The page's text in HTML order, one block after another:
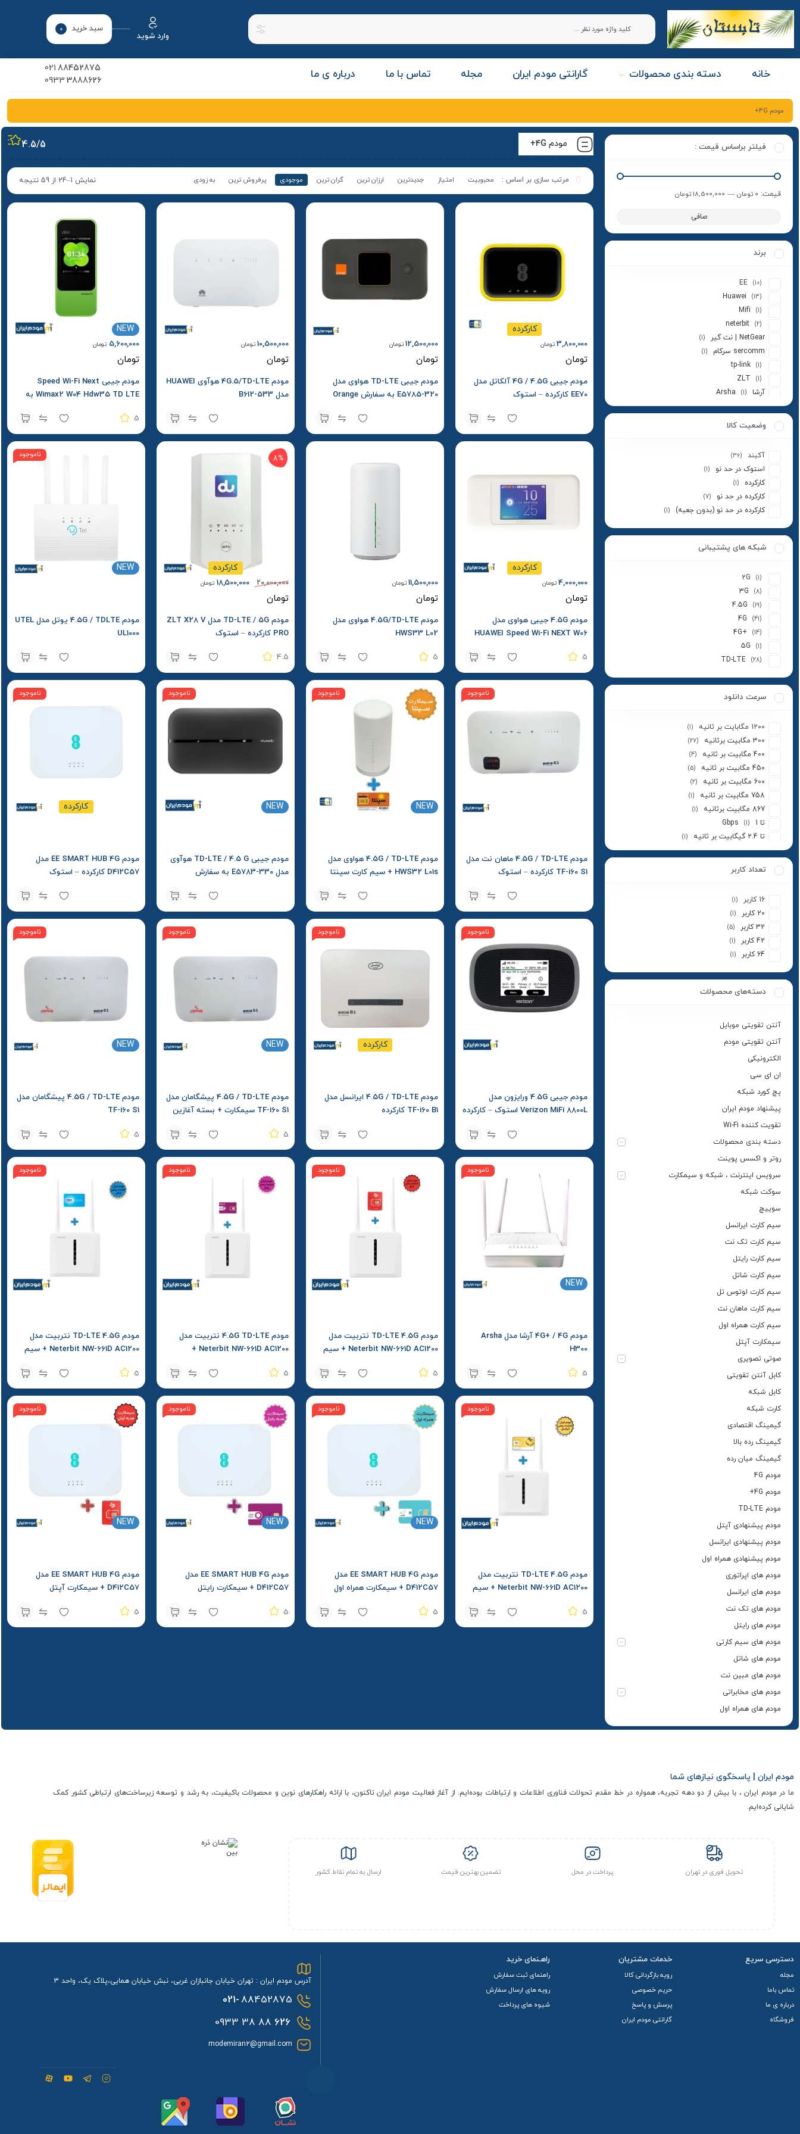
وارد شوید
سبد خرید 0
خانه دسته بندی محصولات گارانتی مودم ایران مجله تماس با ما درباره ی ما 88452875
021
3888626
0933
مودم 4G+
مودم 4G+ 4.5/5
نمایش 1–24 از 59 نتیجه محبوبیت امتیاز جدیدترین ارزان ترین گران ترین موجودی پرفروش ترین به زودی
کارکرده
3,800,000 تومان
تومان
مودم جیبی 4G / 4.5G آلکاتل مدل
EE70 کارکرده – استوک
12,500,000 تومان
تومان
مودم جیبی TD-LTE هواوی مدل
E5785-320 به سفارش Orange
10,500,000 تومان
تومان
مودم 4G.5/TD-LTE هوآوی HUAWEI
مدل B612-533
NEW
5,600,000 تومان
تومان
مودم جیبی Speed Wi-Fi Next
Wimax2 W04 Hdw35 TD LTE به
5
کارکرده
4,000,000 تومان
تومان
مودم 4.5G جیبی هواوی مدل
HUAWEI Speed Wi-Fi NEXT W06
5
11,500,000 تومان
تومان
مودم 4.5G/TD-LTE هواوی مدل
HWS33 L02
5
8%
کارکرده
20,000,000
18,500,000 تومان
تومان
مودم TD-LTE / 5G مدل ZLT X28 V
PRO کارکرده – استوک
4.5
ناموجود
NEW
مودم 4.5G / TDLTE یوتل مدل UTEL
UL1000
ناموجود
مودم 4.5G / TD-LTE ماهان نت مدل
TF-i60 S1 کارکرده – استوک
ناموجود
NEW
مودم 4.5G / TD-LTE هواوی مدل
HWS32 L01s + سیم کارت سپنتا
ناموجود
NEW
مودم جیبی TD-LTE / 4.5 G هوآوی
مدل E5783-330 به سفارش
ناموجود
کارکرده
مودم EE SMART HUB 4G مدل
D412C57 کارکرده – استوک
ناموجود
مودم جیبی 4.5G ورایزون مدل
Verizon MiFi 8800L استوک – کارکرده
ناموجود
کارکرده
مودم 4.5G / TD-LTE ایرانسل مدل
TF-i60 B1 کارکرده
ناموجود
NEW
مودم 4.5G / TD-LTE پیشگامان مدل
TF-i60 S1 سیمکارت + بسته آغازین
5
ناموجود
NEW
مودم 4.5G / TD-LTE پیشگامان مدل
TF-i60 S1
5
ناموجود
NEW
مودم 4G+ / 4G آرشا مدل Arsha
H300
5
ناموجود
مودم TD-LTE 4.5G نتربیت مدل
Neterbit NW-661D AC1200 + سیم
5
ناموجود
مودم 4.5G TD-LTE نتربیت مدل
Neterbit NW-661D AC1200 +
5
ناموجود
مودم TD-LTE 4.5G نتربیت مدل
Neterbit NW-661D AC1200 + سیم
5
ناموجود
مودم TD-LTE 4.5G نتربیت مدل
Neterbit NW-661D AC1200 + سیم
5
ناموجود
NEW
مودم EE SMART HUB 4G مدل
D412C57 + سیمکارت همراه اول
5
ناموجود
NEW
مودم EE SMART HUB 4G مدل
D412C57 + سیمکارت رایتل
5
ناموجود
NEW
مودم EE SMART HUB 4G مدل
D412C57 + سیمکارت آپتل
5
فیلتر براساس قیمت :
صافی
قيمت: 0 تومان — 18,500,000 تومان
برند
EE (10)
Huawei (13)
Mifi (1)
neterbit (2)
NetGear | نت گیر (1)
sercomm سرکام (1)
tp-link (1)
ZLT (1)
آرشا Arsha (1)
آلکاتل (2)
(5)
تندا
تی پی-لینک
ماهان نت
نتربیت (2)
نزتک | NAZTECH (1)
هوآوی (1)
ورایزون | Verizon
وضعیت کالا
آکبند (36)
استوک در حد نو (1)
کارکرده (1)
کارکرده در حد نو (7)
کارکرده در حد نو (بدون جعبه) (1)
شبکه های پشتیبانی
2G (1)
3G (8)
4.5G (19)
4G (41)
4G+ (14)
5G (1)
TD-LTE (28)
سرعت دانلود
1200 مگابایت بر ثانیه (1)
300 مگابیت برثانیه (27)
400 مگابیت بر ثانیه (4)
450 مگابیت بر ثانیه (5)
600 مگابیت بر ثانیه (2)
758 مگابیت بر ثانیه (1)
867 مگابیت برثانیه (1)
تا 1 Gbps (1)
تا 2.4 گیگابیت بر ثانیه (1)
تا 4.07 گیگابیت بر ثانیه در 5G (1)
تعداد کاربر
16 کاربر (1)
20 کاربر (1)
32 کاربر (5)
42 کاربر (1)
64 کاربر (1)
دسته‌های محصولات
آنتن تقویتی موبایل
آنتن تقویتی مودم
الکترونیکی
ان ای سی
پچ کورد شبکه
پیشنهاد مودم ایران
تقویت کننده Wi-Fi
دسته بندی محصولات
روتر و اکسس پوینت
سرویس اینترنت ، شبکه و سیمکارت
سوکت شبکه
سوییچ
سیم کارت ایرانسل
سیم کارت تک نت
سیم کارت رایتل
سیم کارت شاتل
سیم کارت لوتوس تل
سیم کارت ماهان نت
سیم کارت همراه اول
سیمکارت آپتل
صوتی تصویری
کابل آنتن تقویتی
کابل شبکه
کارت شبکه
گیمینگ اقتصادی
گیمینگ رده بالا
گیمینگ میان رده
مودم 4G
مودم 4G+
مودم TD-LTE
مودم پیشنهادی آپتل
مودم پیشنهادی ایرانسل
مودم پیشنهادی همراه اول
مودم های اپراتوری
مودم های ایرانسل
مودم های تک نت
مودم های رایتل
مودم های سیم کارتی
مودم های شاتل
مودم های مبین نت
مودم های مخابراتی
مودم های همراه اول
مودم ایران | پاسخگوی نیازهای شما
ما در مودم ایران ، با بیش از دو دهه تجربه، همواره در خط مقدم تحولات فناوری اطلاعات و ارتباطات بوده‌ایم. از آغاز فعالیت مودم ایران تاکنون، با ارائه راهکارهای نوین و محصولات باکیفیت، به رشد و توسعه زیرساخت‌های ارتباطی کشور کمک
شایانی کرده‌ایم.
تحویل فوری در تهران پرداخت در محل تضمین بهترین قیمت ارسال به تمام نقاط کشور
دسترسی سریع
مجله
تماس باما
درباره ی ما
فروشگاه
خدمات مشتریان
رویه بازگردانی کالا
حریم خصوصی
پرسش و پاسخ
گارانتی مودم ایران
راهـنمای خرید
راهنمای ثبت سفارش
رویه های ارسال سفارش
شیوه های پرداخت
آدرس مودم ایران : تهران خیابان جانبازان غربی، نبش خیابان همایی،پلاک یک، واحد 3
021-88452875
626
88 38 0933
modemiran2@gmail.com